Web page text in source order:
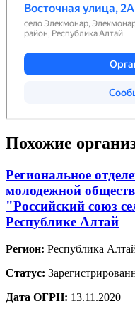
Похожие
Региональное
молодежной
"Российский союз
Республике Алтай
Регион: Республика
Статус:
Дата ОГРН: 13.11.2020